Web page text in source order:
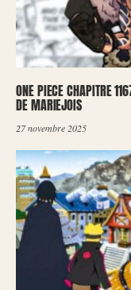
ONE PIECE CHAPITRE
DE MARIEJOIS
27 novembre 2025